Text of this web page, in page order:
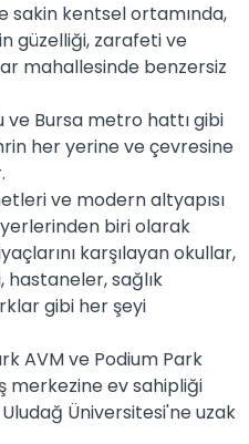
sakin kentsel ortamında,
güzelliği, zarafeti ve
mahallesinde benzersiz
ve Bursa metro hattı gibi
her yerine ve çevresine
ve modern altyapısı
biri olarak
karşılayan okullar,
sağlık
gibi her şeyi
AVM ve Podium Park
merkezine ev sahipliği
Üniversitesi'ne uzak